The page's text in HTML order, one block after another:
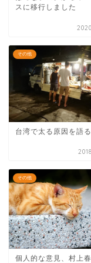
スに移行しました
その他
台湾で太る原因を語る
その他
個人的な意見、村上